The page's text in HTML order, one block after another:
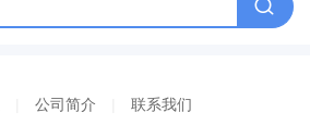
公司简介 联系我们